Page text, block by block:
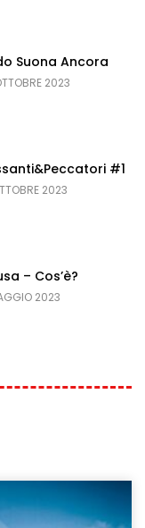
Suona Ancora
2023
#1
2023
– Cos’è?
2023